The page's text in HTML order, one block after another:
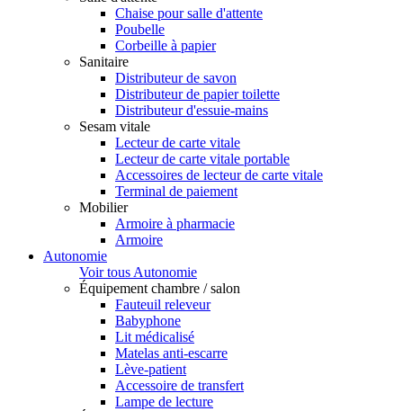
Chaise pour salle d'attente
Poubelle
Corbeille à papier
Sanitaire
Distributeur de savon
Distributeur de papier toilette
Distributeur d'essuie-mains
Sesam vitale
Lecteur de carte vitale
Lecteur de carte vitale portable
Accessoires de lecteur de carte vitale
Terminal de paiement
Mobilier
Armoire à pharmacie
Armoire
Autonomie
Voir tous Autonomie
Équipement chambre / salon
Fauteuil releveur
Babyphone
Lit médicalisé
Matelas anti-escarre
Lève-patient
Accessoire de transfert
Lampe de lecture